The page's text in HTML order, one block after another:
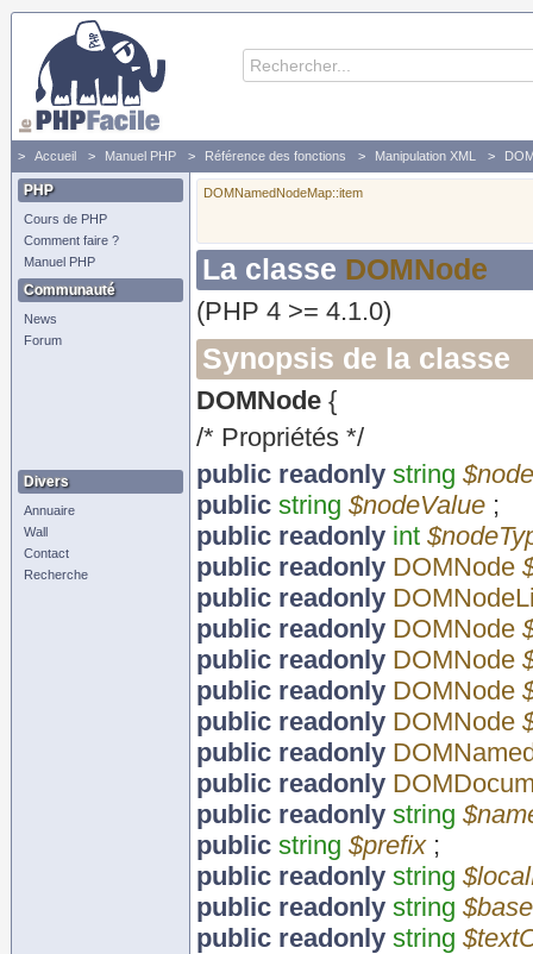
Accueil Manuel PHP Référence des fonctions Manipulation XML
PHP
Cours de PHP
Comment faire ?
Manuel PHP
Communauté
News
Forum
Divers
Annuaire
Wall
Contact
Recherche
DOMNamedNodeMap::item
La classe DOMNode
(PHP 4 >= 4.1.0)
Synopsis de la classe
DOMNode {
/* Propriétés */
public readonly string
public string $nodeValue ;
public readonly int
public readonly DOMNode
public readonly
public readonly DOMNode
public readonly DOMNode
public readonly DOMNode
public readonly DOMNode
public readonly
public readonly
public readonly string
public string $prefix;
public readonly string
public readonly string
public readonly string